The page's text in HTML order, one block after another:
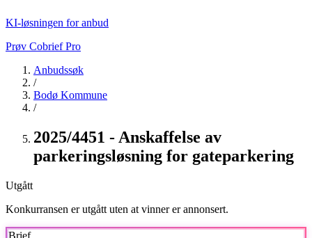
KI-løsningen for anbud
Prøv Cobrief Pro
Anbudssøk
/
Bodø Kommune
/
2025/4451 - Anskaffelse av
parkeringsløsning for gateparkering
Utgått
Konkurransen er utgått uten at vinner er annonsert.
Brief